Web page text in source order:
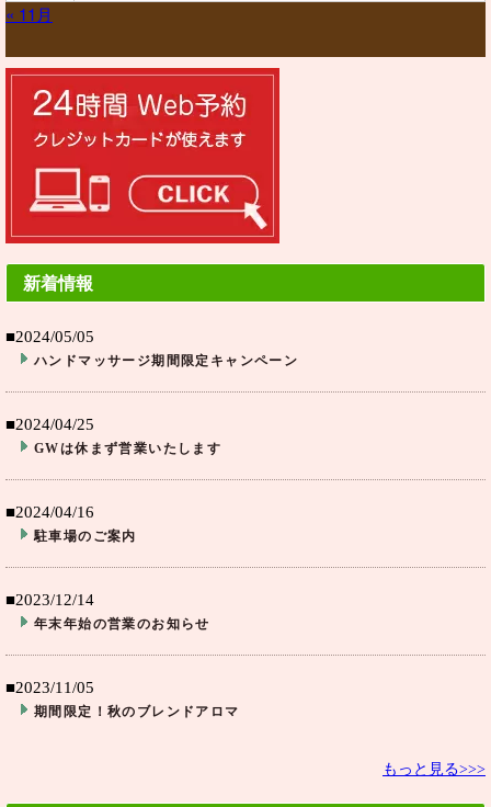
« 11月
新着情報
■2024/05/05
ハンドマッサージ期間限定キャンペーン
■2024/04/25
GWは休まず営業いたします
■2024/04/16
駐車場のご案内
■2023/12/14
年末年始の営業のお知らせ
■2023/11/05
期間限定！秋のブレンドアロマ
もっと見る>>>